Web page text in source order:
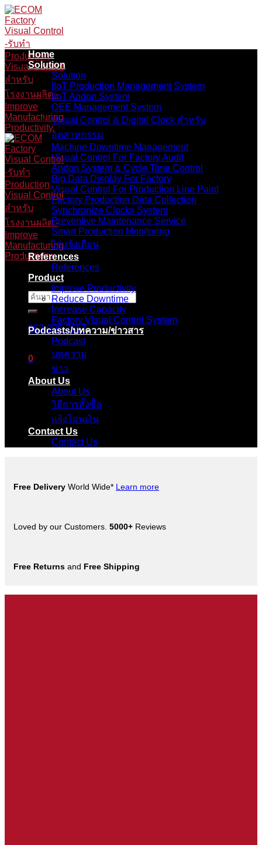
Skip
to
content
ค้นหา:
083-096-2657
0
ตะกร้าสินค้า
ไม่มีสินค้าในตะกร้า
Home
Solution
Solution
IIoT Production Management System
IIoT Andon System
OEE Management System
Visual Control & Digital Clock สำหรับ
อุตสาหกรรม
Machine Downtime Management
Visual Control For Factory Audit
Andon System & Cycle Time Control
Big Data Display For Factory
Visual Control For Production Line Paint
Factory Production Data Collection
Synchronize Clocks System
Preventive Maintenance Service
Smart Production Monitoring
ไก่แจ้งเตือน
References
References
Product
Improve Productivity
Reduce Downtime
Increase Capacity
Factory Visual Control System
Podcasts/บทความ/ข่าวสาร
Podcast
บทความ
ข่าว
About Us
About Us
วิธีการสั้งซื้อ
แจ้งโอนเงิน
Contact Us
Contact Us
Free Delivery World Wide* Learn more
Loved by our Customers. 5000+ Reviews
Free Returns and Free Shipping